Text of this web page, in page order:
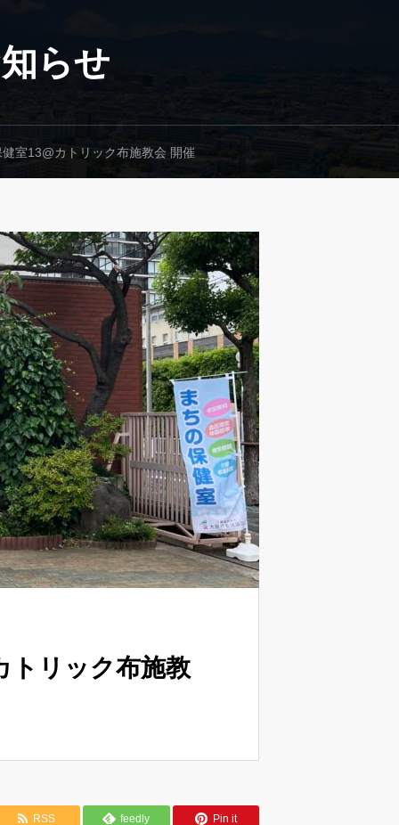
らせ
室13@カトリック布施教会 開催
トリック布施教
RSS feedly Pin it